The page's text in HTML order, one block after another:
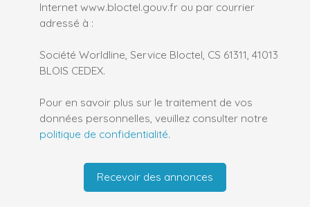
Internet www.bloctel.gouv.fr ou par courrier
adressé à :
Société Worldline, Service Bloctel, CS 61311, 41013
BLOIS CEDEX.
Pour en savoir plus sur le traitement de vos
données personnelles, veuillez consulter notre
politique de confidentialité.
Recevoir des annonces